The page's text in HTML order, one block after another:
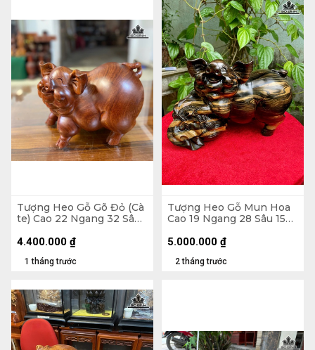
Tượng Heo Gỗ Gõ Đỏ (Cà
te) Cao 22 Ngang 32 Sâu
1 tháng trước
4.400.000 ₫
Tượng Heo Gỗ Mun Hoa
Cao 19 Ngang 28 Sâu 15
2 tháng trước
5.000.000 ₫